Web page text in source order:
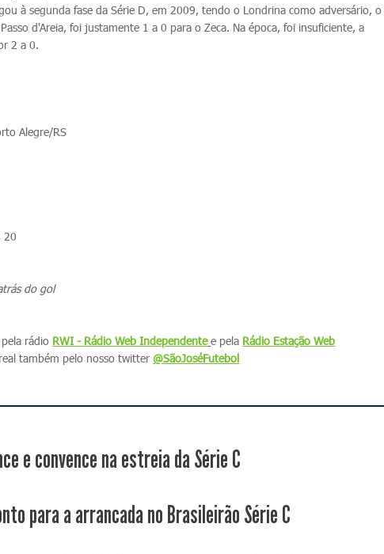
à segunda fase da Série D, em 2009, tendo o Londrina como adversário, o
d'Areia, foi justamente 1 a 0 para o Zeca. Na época, foi insuficiente, a
2 a 0.
Alegre/RS
20
do gol
rádio RWI - Rádio Web Independente e pela Rádio Estação Web
também pelo nosso twitter @SãoJoséFutebol
e convence na estreia da Série C
para a arrancada no Brasileirão Série C